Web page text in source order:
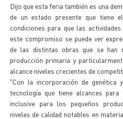
Dijo que esta feria también es una
de un estado presente que tiene
condiciones para que las
este compromiso se puede ver
de las distintas obras que se han
producción primaria y
alcance niveles crecientes de
"Con la incorporación de
tecnología que tiene alcances
inclusive para los pequeños
niveles de calidad notables en